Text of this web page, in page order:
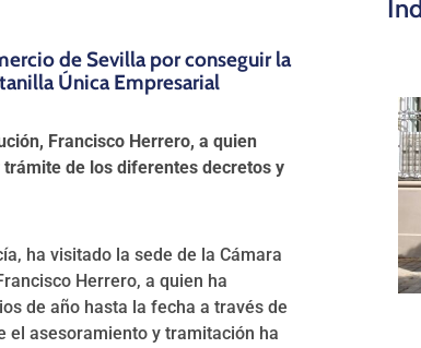
de Sevilla por conseguir la
Única Empresarial
Francisco Herrero, a quien
de los diferentes decretos y
ha visitado la sede de la Cámara
Herrero, a quien ha
de año hasta la fecha a través de
el asesoramiento y tramitación ha